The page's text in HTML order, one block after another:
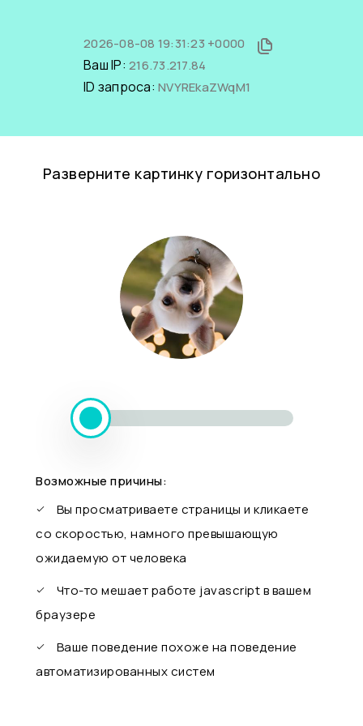
2026-08-08 19:31:23 +0000
Ваш IP: 216.73.217.84
ID запроса: NVYREkaZWqM1
Разверните картинку горизонтально
Возможные причины:
Вы просматриваете страницы и кликаете
со скоростью, намного превышающую
ожидаемую от человека
Что-то мешает работе javascript в вашем
браузере
Ваше поведение похоже на поведение
автоматизированных систем